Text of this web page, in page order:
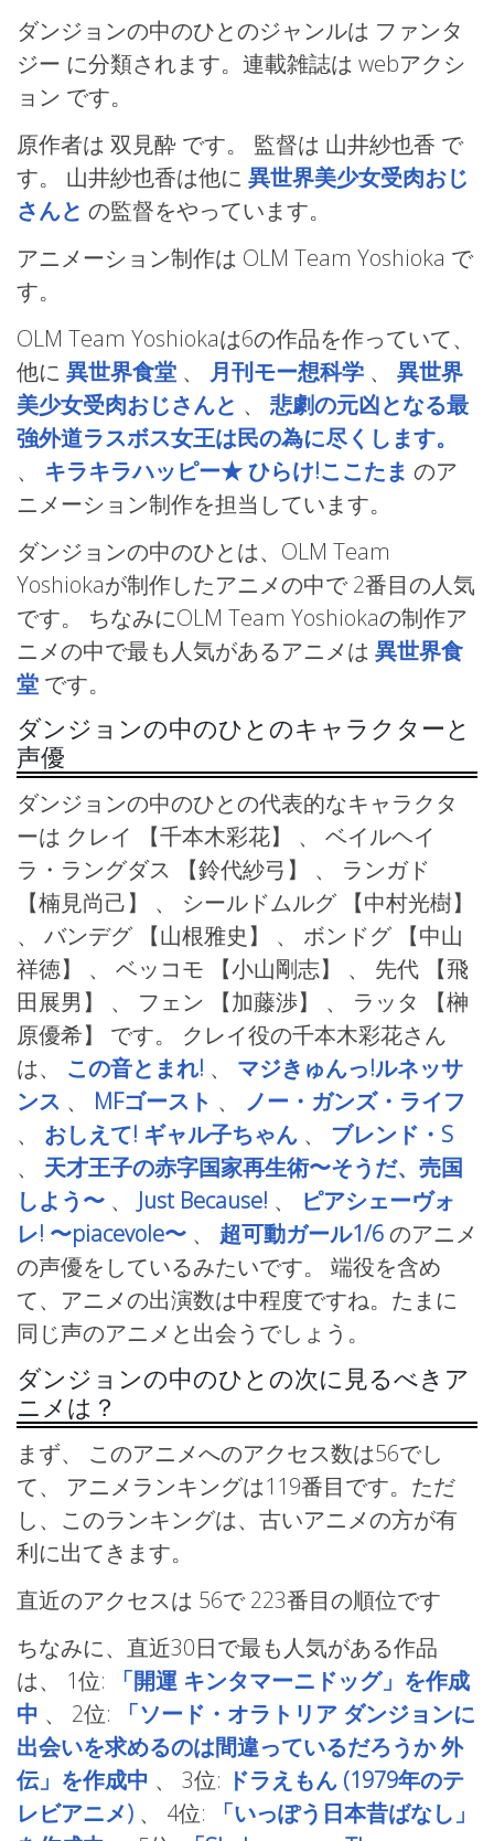
ダンジョンの中のひとのジャンルは ファンタ
ジー に分類されます。連載雑誌は webアクシ
ョン です。
原作者は 双見酔 です。 監督は 山井紗也香 で
す。 山井紗也香は他に 異世界美少女受肉おじ
さんと の監督をやっています。
アニメーション制作は OLM Team Yoshioka で
す。
OLM Team Yoshiokaは6の作品を作っていて、
他に 異世界食堂 、 月刊モー想科学 、 異世界
美少女受肉おじさんと 、 悲劇の元凶となる最
強外道ラスボス女王は民の為に尽くします。
、 キラキラハッピー★ ひらけ!ここたま のア
ニメーション制作を担当しています。
ダンジョンの中のひとは、OLM Team
Yoshiokaが制作したアニメの中で 2番目の人気
です。 ちなみにOLM Team Yoshiokaの制作ア
ニメの中で最も人気があるアニメは 異世界食
堂 です。
ダンジョンの中のひとのキャラクターと
声優
ダンジョンの中のひとの代表的なキャラクタ
ーは クレイ
【千本木彩花】 、 ベイルヘイ
ラ・ラングダス
【鈴代紗弓】 、 ランガド
【楠見尚己】 、 シールドムルグ 【中村光樹】
、 バンデグ 【山根雅史】 、 ボンドグ 【中山
祥徳】 、 ベッコモ
【小山剛志】 、 先代
【飛
田展男】 、 フェン
【加藤渉】 、 ラッタ
【榊
原優希】 です。 クレイ役の千本木彩花さん
は、 この音とまれ! 、 マジきゅんっ!ルネッサ
ンス 、 MFゴースト 、 ノー・ガンズ・ライフ
、 おしえて! ギャル子ちゃん 、 ブレンド・S
、 天才王子の赤字国家再生術〜そうだ、売国
しよう〜 、 Just Because! 、
ピアシェーヴォ
レ! 〜piacevole〜 、 超可動ガール1/6のアニメ
の声優をしているみたいです。 端役を含め
て、アニメの出演数は中程度ですね。たまに
同じ声のアニメと出会うでしょう。
ダンジョンの中のひとの次に見るべきア
ニメは？
まず、 このアニメへのアクセス数は56でし
て、 アニメランキングは119番目です。ただ
し、このランキングは、古いアニメの方が有
利に出てきます。
直近のアクセスは 56で223番目の順位です
ちなみに、直近30日で最も人気がある作品
は、 1位:
「開運 キンタマーニドッグ」を作成
中 、 2位:
「ソード・オラトリア ダンジョンに
出会いを求めるのは間違っているだろうか 外
伝」を作成中 、 3位: ドラえもん (1979年のテ
レビアニメ) 、 4位:
「いっぽう日本昔ばなし」